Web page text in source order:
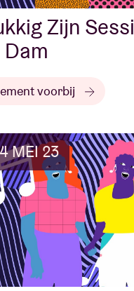
Zijn
voorbij
MEI 23